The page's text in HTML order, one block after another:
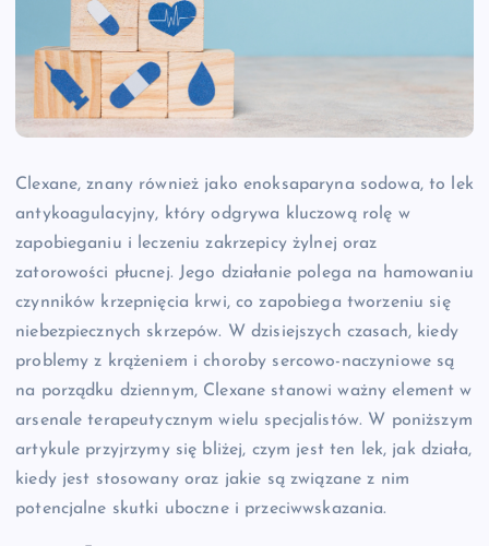
Clexane, znany również jako enoksaparyna sodowa, to lek
antykoagulacyjny, który odgrywa kluczową rolę w
zapobieganiu i leczeniu zakrzepicy żylnej oraz
zatorowości płucnej. Jego działanie polega na hamowaniu
czynników krzepnięcia krwi, co zapobiega tworzeniu się
niebezpiecznych skrzepów. W dzisiejszych czasach, kiedy
problemy z krążeniem i choroby sercowo-naczyniowe są
na porządku dziennym, Clexane stanowi ważny element w
arsenale terapeutycznym wielu specjalistów. W poniższym
artykule przyjrzymy się bliżej, czym jest ten lek, jak działa,
kiedy jest stosowany oraz jakie są związane z nim
potencjalne skutki uboczne i przeciwwskazania.